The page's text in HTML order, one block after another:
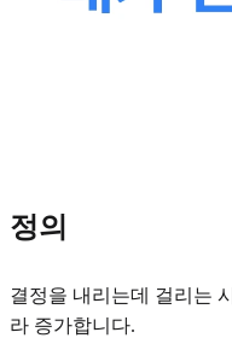
정의
결정을 내리는데 걸리는
라 증가합니다.